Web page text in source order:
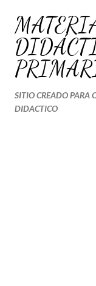
SITIO CREADO PARA
DIDACTICO